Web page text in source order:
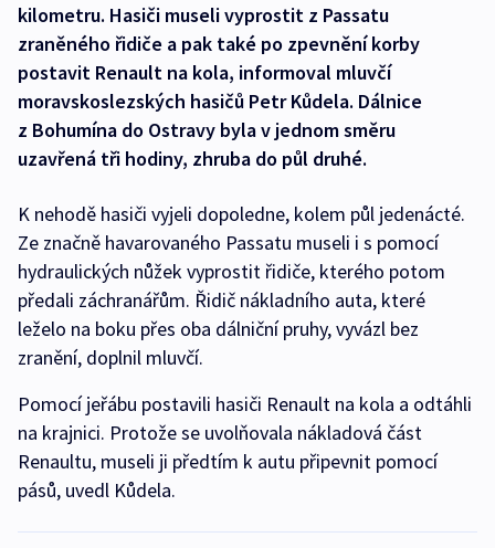
kilometru. Hasiči museli vyprostit z Passatu
zraněného řidiče a pak také po zpevnění korby
postavit Renault na kola, informoval mluvčí
moravskoslezských hasičů Petr Kůdela. Dálnice
z Bohumína do Ostravy byla v jednom směru
uzavřená tři hodiny, zhruba do půl druhé.
K nehodě hasiči vyjeli dopoledne, kolem půl jedenácté.
Ze značně havarovaného Passatu museli i s pomocí
hydraulických nůžek vyprostit řidiče, kterého potom
předali záchranářům. Řidič nákladního auta, které
leželo na boku přes oba dálniční pruhy, vyvázl bez
zranění, doplnil mluvčí.
Pomocí jeřábu postavili hasiči Renault na kola a odtáhli
na krajnici. Protože se uvolňovala nákladová část
Renaultu, museli ji předtím k autu připevnit pomocí
pásů, uvedl Kůdela.